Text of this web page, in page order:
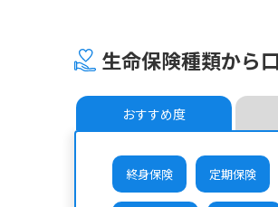
生命保険種類から
おすすめ度
終身保険 定期保険